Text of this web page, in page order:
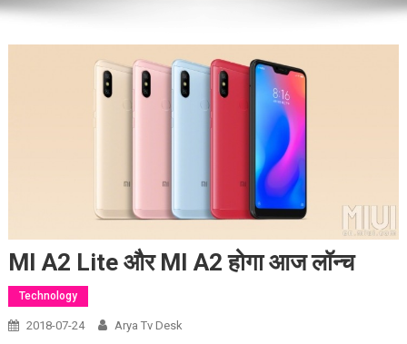
MI A2 Lite और MI A2 होगा आज लॉन्च
Technology
2018-07-24 Arya Tv Desk